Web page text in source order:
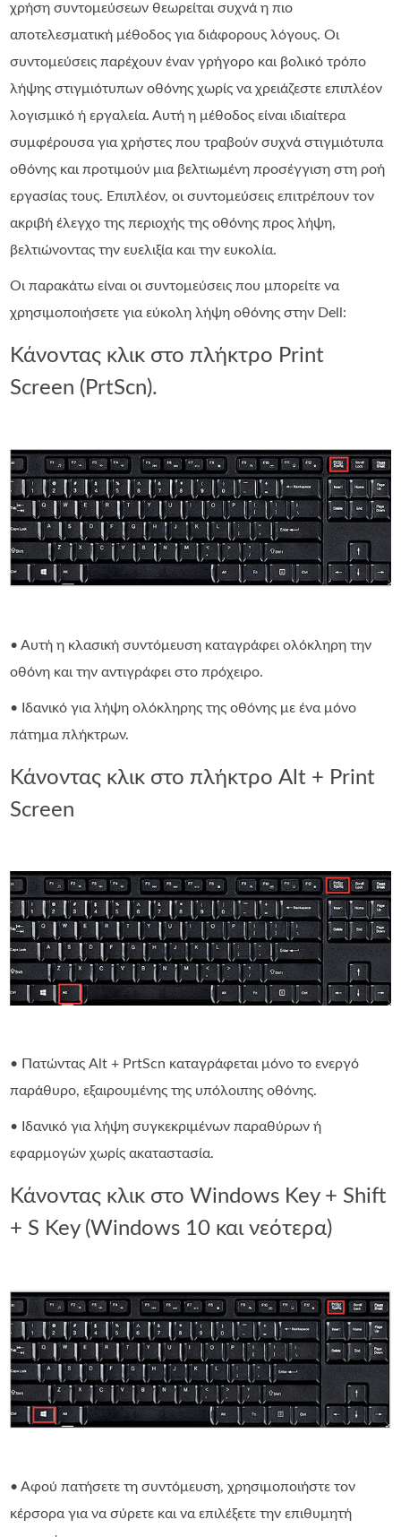
χρήση συντομεύσεων θεωρείται συχνά η πιο
αποτελεσματική μέθοδος για διάφορους λόγους. Οι
συντομεύσεις παρέχουν έναν γρήγορο και βολικό τρόπο
λήψης στιγμιότυπων οθόνης χωρίς να χρειάζεστε επιπλέον
λογισμικό ή εργαλεία. Αυτή η μέθοδος είναι ιδιαίτερα
συμφέρουσα για χρήστες που τραβούν συχνά στιγμιότυπα
οθόνης και προτιμούν μια βελτιωμένη προσέγγιση στη ροή
εργασίας τους. Επιπλέον, οι συντομεύσεις επιτρέπουν τον
ακριβή έλεγχο της περιοχής της οθόνης προς λήψη,
βελτιώνοντας την ευελιξία και την ευκολία.
Οι παρακάτω είναι οι συντομεύσεις που μπορείτε να
χρησιμοποιήσετε για εύκολη λήψη οθόνης στην Dell:
Κάνοντας κλικ στο πλήκτρο Print
Screen (PrtScn).
• Αυτή η κλασική συντόμευση καταγράφει ολόκληρη την
οθόνη και την αντιγράφει στο πρόχειρο.
• Ιδανικό για λήψη ολόκληρης της οθόνης με ένα μόνο
πάτημα πλήκτρων.
Κάνοντας κλικ στο πλήκτρο Alt + Print
Screen
• Πατώντας Alt + PrtScn καταγράφεται μόνο το ενεργό
παράθυρο, εξαιρουμένης της υπόλοιπης οθόνης.
• Ιδανικό για λήψη συγκεκριμένων παραθύρων ή
εφαρμογών χωρίς ακαταστασία.
Κάνοντας κλικ στο Windows Key + Shift
+ S Key (Windows 10 και νεότερα)
• Αφού πατήσετε τη συντόμευση, χρησιμοποιήστε τον
κέρσορα για να σύρετε και να επιλέξετε την επιθυμητή